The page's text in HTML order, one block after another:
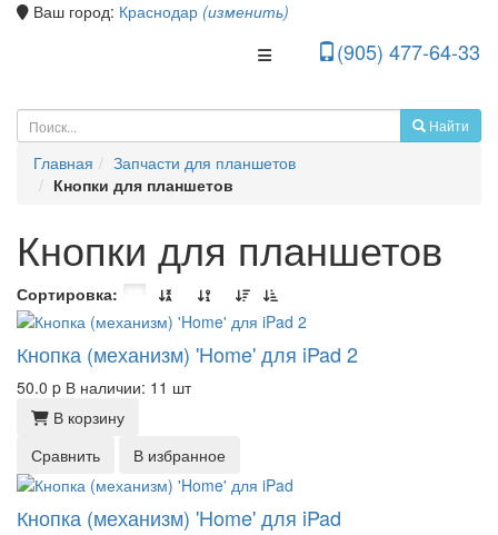
Ваш город: Краснодар (изменить)
(905) 477-64-33
Toggle Navigation
Найти
Главная
Запчасти для планшетов
Кнопки для планшетов
Кнопки для планшетов
Сортировка:
Кнопка (механизм) 'Home' для iPad 2
50.0 p В наличии: 11 шт
В корзину
Сравнить
В избранное
Кнопка (механизм) 'Home' для iPad